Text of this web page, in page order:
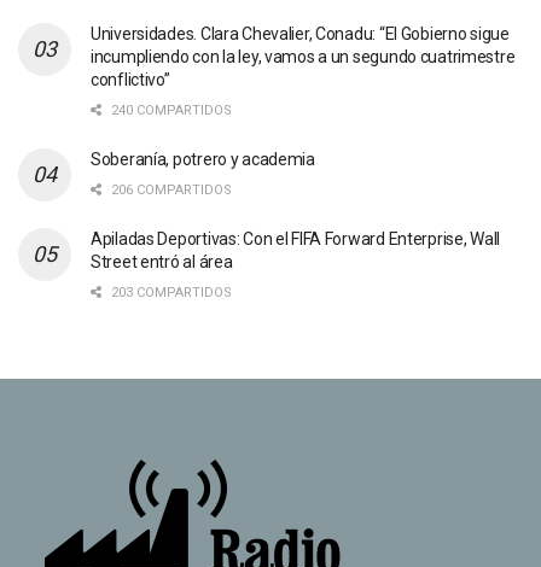
Universidades. Clara Chevalier, Conadu: “El Gobierno sigue
incumpliendo con la ley, vamos a un segundo cuatrimestre
conflictivo”
240 COMPARTIDOS
Soberanía, potrero y academia
206 COMPARTIDOS
Apiladas Deportivas: Con el FIFA Forward Enterprise, Wall
Street entró al área
203 COMPARTIDOS